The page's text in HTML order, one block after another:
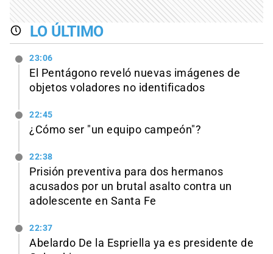
LO ÚLTIMO
23:06
El Pentágono reveló nuevas imágenes de
objetos voladores no identificados
22:45
¿Cómo ser "un equipo campeón"?
22:38
Prisión preventiva para dos hermanos
acusados por un brutal asalto contra un
adolescente en Santa Fe
22:37
Abelardo De la Espriella ya es presidente de